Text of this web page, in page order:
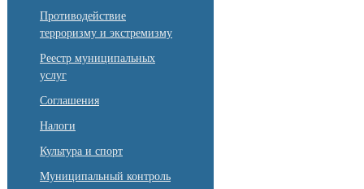
Противодействие
терроризму и экстремизму
Реестр муниципальных
услуг
Соглашения
Налоги
Культура и спорт
Муниципальный контроль